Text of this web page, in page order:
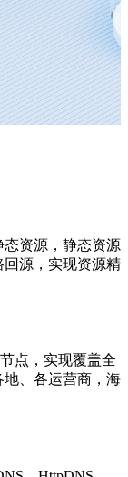
资源，静态资源
源，实现资源精
点，实现覆盖全
、各运营商，海